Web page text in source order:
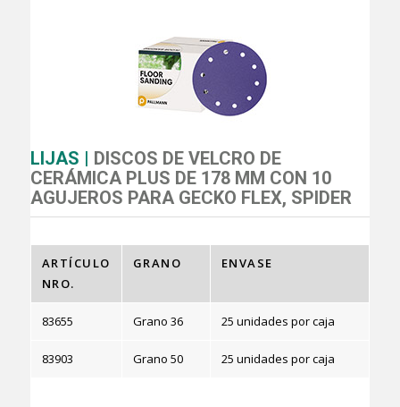
LIJAS | DISCOS DE VELCRO DE
CERÁMICA PLUS DE 178 MM CON 10
AGUJEROS PARA GECKO FLEX, SPIDER
ARTÍCULO
NRO.
GRANO ENVASE
83655 Grano 36 25 unidades por caja
83903 Grano 50 25 unidades por caja